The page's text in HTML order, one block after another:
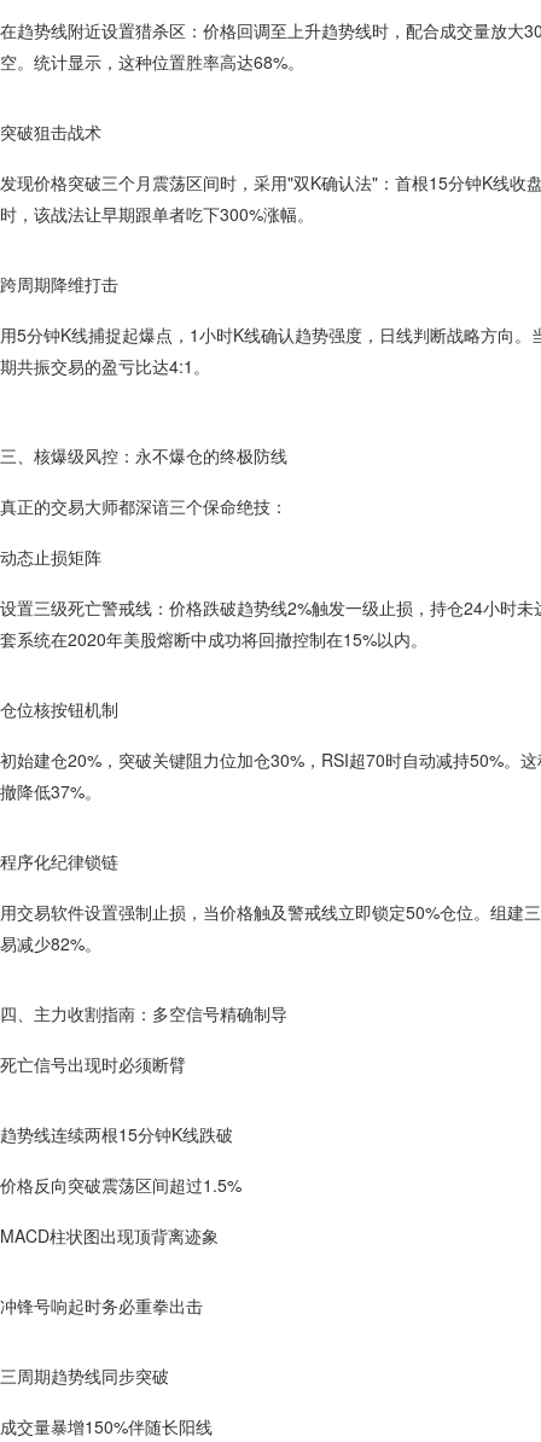
在趋势线附近设置猎杀区：价格回调至上升趋势线时，配合成交量放大
空。统计显示，这种位置胜率高达68%。
突破狙击战术
发现价格突破三个月震荡区间时，采用"双K确认法"：首根15分钟K线
时，该战法让早期跟单者吃下300%涨幅。
跨周期降维打击
用5分钟K线捕捉起爆点，1小时K线确认趋势强度，日线判断战略方向
期共振交易的盈亏比达4:1。
三、核爆级风控：永不爆仓的终极防线
真正的交易大师都深谙三个保命绝技：
动态止损矩阵
设置三级死亡警戒线：价格跌破趋势线2%触发一级止损，持仓24小时
套系统在2020年美股熔断中成功将回撤控制在15%以内。
仓位核按钮机制
初始建仓20%，突破关键阻力位加仓30%，RSI超70时自动减持50%。
撤降低37%。
程序化纪律锁链
用交易软件设置强制止损，当价格触及警戒线立即锁定50%仓位。组
易减少82%。
四、主力收割指南：多空信号精确制导
死亡信号出现时必须断臂
趋势线连续两根15分钟K线跌破
价格反向突破震荡区间超过1.5%
MACD柱状图出现顶背离迹象
冲锋号响起时务必重拳出击
三周期趋势线同步突破
成交量暴增150%伴随长阳线